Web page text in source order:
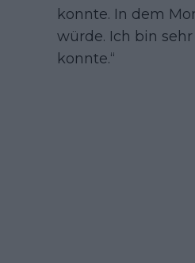
konnte. In dem
würde. Ich bin
konnte.“